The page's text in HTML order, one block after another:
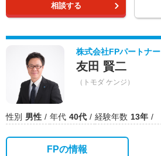
相談する
株式会社FPパートナー
友田 賢二
（トモダ ケンジ）
性別 男性 年代 40代 経験年数 13年
FPの情報